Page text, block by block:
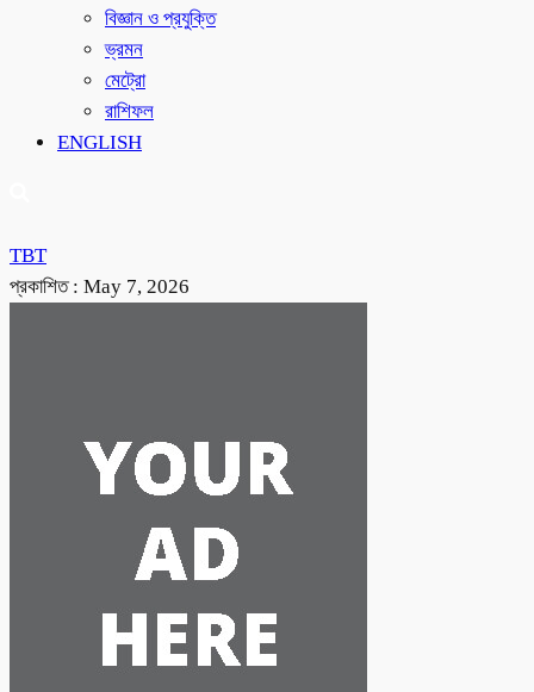
বিজ্ঞান ও প্রযুক্তি
ভ্রমন
মেট্রো
রাশিফল
ENGLISH
TBT
প্রকাশিত : May 7, 2026